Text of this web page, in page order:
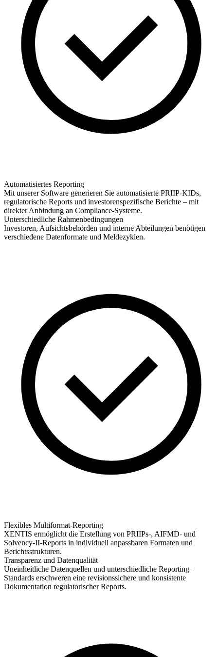
Automatisiertes Reporting
Mit unserer Software generieren Sie automatisierte PRIIP-KIDs,
regulatorische Reports und investorenspezifische Berichte – mit
direkter Anbindung an Compliance-Systeme.
Unterschiedliche Rahmenbedingungen
Investoren, Aufsichtsbehörden und interne Abteilungen benötigen
verschiedene Datenformate und Meldezyklen.
Flexibles Multiformat-Reporting
XENTIS ermöglicht die Erstellung von PRIIPs-, AIFMD- und
Solvency-II-Reports in individuell anpassbaren Formaten und
Berichtsstrukturen.
Transparenz und Datenqualität
Uneinheitliche Datenquellen und unterschiedliche Reporting-
Standards erschweren eine revisionssichere und konsistente
Dokumentation regulatorischer Reports.